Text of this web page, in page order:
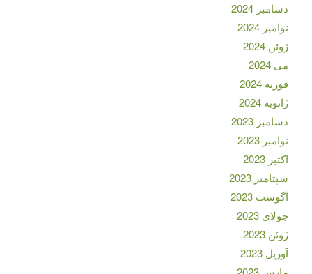
دسامبر 2024
نوامبر 2024
ژوئن 2024
می 2024
فوریه 2024
ژانویه 2024
دسامبر 2023
نوامبر 2023
اکتبر 2023
سپتامبر 2023
آگوست 2023
جولای 2023
ژوئن 2023
آوریل 2023